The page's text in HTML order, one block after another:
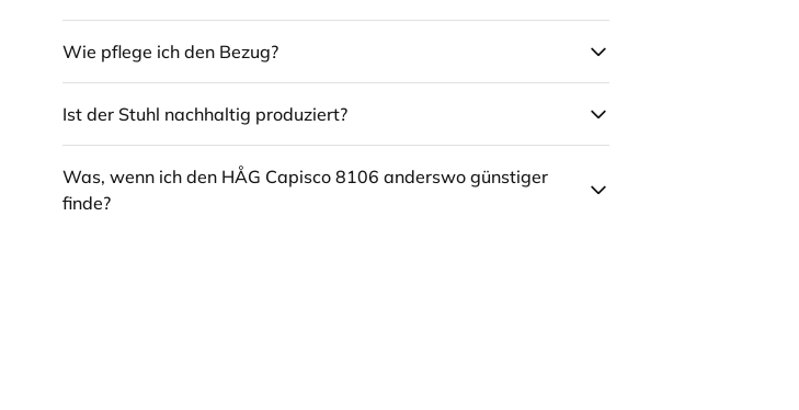
Wie pflege ich den Bezug?
Ist der Stuhl nachhaltig produziert?
Was, wenn ich den HÅG Capisco 8106 anderswo günstiger
finde?